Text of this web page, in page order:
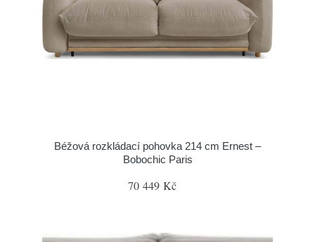
Béžová rozkládací pohovka 214 cm Ernest –
Bobochic Paris
70 449 Kč